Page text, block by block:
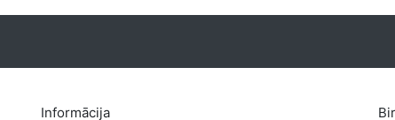
Informācija